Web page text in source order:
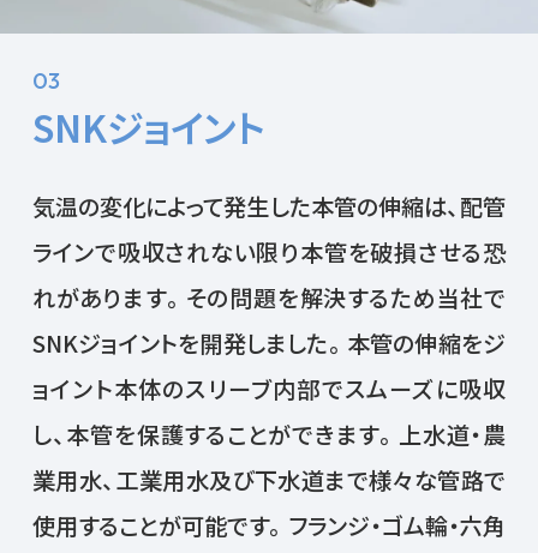
03
SNKジョイント
気温の変化によって発生した本管の伸縮は、配管
ラインで吸収されない限り本管を破損させる恐
れがあります。その問題を解決するため当社で
SNKジョイントを開発しました。本管の伸縮をジ
ョイント本体のスリーブ内部でスムーズに吸収
し、本管を保護することができます。上水道・農
業用水、工業用水及び下水道まで様々な管路で
使用することが可能です。フランジ・ゴム輪・六角